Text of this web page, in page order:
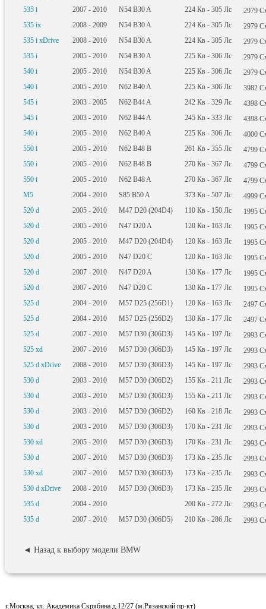
535 i
2007 - 2010 N54 B30 A 224 Кв - 305 Лс 2979
535 ix
2008 - 2009 N54 B30 A 224 Кв - 305 Лс 2979
535 i xDrive
2008 - 2010 N54 B30 A 224 Кв - 305 Лс 2979
535 i
2005 - 2010 N54 B30 A 225 Кв - 306 Лс 2979
540 i
2005 - 2010 N54 B30 A 225 Кв - 306 Лс 2979
540 i
2005 - 2010 N62 B40 A 225 Кв - 306 Лс 3982
545 i
2003 - 2005 N62 B44 A 242 Кв - 329 Лс 4398
545 i
2003 - 2010 N62 B44 A 245 Кв - 333 Лс 4398
540 i
2005 - 2010 N62 B40 A 225 Кв - 306 Лс 4000
550 i
2005 - 2010 N62 B48 B 261 Кв - 355 Лс 4799
550 i
2005 - 2010 N62 B48 B 270 Кв - 367 Лс 4799
550 i
2005 - 2010 N62 B48 A 270 Кв - 367 Лс 4799
M5
2004 - 2010 S85 B50 A 373 Кв - 507 Лс 4999
520 d
2005 - 2010 M47 D20 (204D4) 110 Кв - 150 Лс 1995
520 d
2005 - 2010 N47 D20 A 120 Кв - 163 Лс 1995
520 d
2005 - 2010 M47 D20 (204D4) 120 Кв - 163 Лс 1995
520 d
2005 - 2010 N47 D20 C 120 Кв - 163 Лс 1995
520 d
2007 - 2010 N47 D20 A 130 Кв - 177 Лс 1995
520 d
2007 - 2010 N47 D20 C 130 Кв - 177 Лс 1995
525 d
2004 - 2010 M57 D25 (256D1) 120 Кв - 163 Лс 2497
525 d
2004 - 2010 M57 D25 (256D2) 130 Кв - 177 Лс 2497
525 d
2007 - 2010 M57 D30 (306D3) 145 Кв - 197 Лс 2993
525 xd
2007 - 2010 M57 D30 (306D3) 145 Кв - 197 Лс 2993
525 d xDrive
2008 - 2010 M57 D30 (306D3) 145 Кв - 197 Лс 2993
530 d
2003 - 2010 M57 D30 (306D2) 155 Кв - 211 Лс 2993
530 d
2003 - 2010 M57 D30 (306D3) 155 Кв - 211 Лс 2993
530 d
2003 - 2010 M57 D30 (306D2) 160 Кв - 218 Лс 2993
530 d
2003 - 2010 M57 D30 (306D3) 170 Кв - 231 Лс 2993
530 xd
2005 - 2010 M57 D30 (306D3) 170 Кв - 231 Лс 2993
530 d
2007 - 2010 M57 D30 (306D3) 173 Кв - 235 Лс 2993
530 xd
2007 - 2010 M57 D30 (306D3) 173 Кв - 235 Лс 2993
530 d xDrive
2008 - 2010 M57 D30 (306D3) 173 Кв - 235 Лс 2993
535 d
2004 - 2010 200 Кв - 272 Лс 2993
535 d
2007 - 2010 M57 D30 (306D5) 210 Кв - 286 Лс 2993
◄ Назад к выбору модели BMW
г.Москва, ул. Академика Скрябина д.12/27 (м.Рязанский пр-кт)